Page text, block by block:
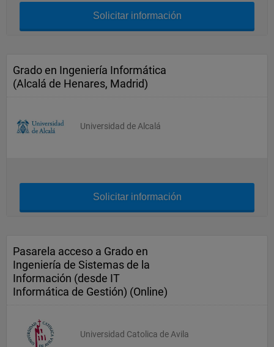
Solicitar información
Grado en Ingeniería Informática
(Alcalá de Henares, Madrid)
Universidad de Alcalá
Solicitar información
Pasarela acceso a Grado en
Ingeniería de Sistemas de la
Información (desde IT
Informática de Gestión) (Online)
Universidad Catolica de Avila